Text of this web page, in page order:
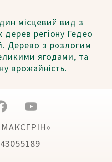
місцевий вид з
дерев регіону Гедео
Дерево з розлогим
ягодами, та
врожайність.